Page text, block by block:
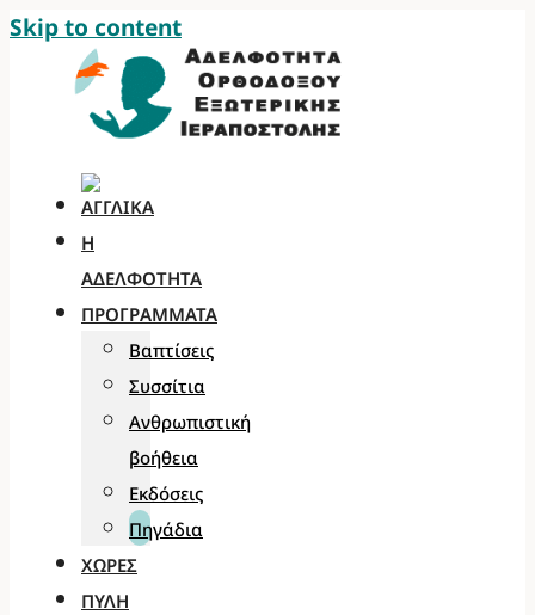
Skip to content
Η
ΑΔΕΛΦΌΤΗΤΑ
ΠΡΟΓΡΆΜΜΑΤΑ
Βαπτίσεις
Συσσίτια
Ανθρωπιστική
βοήθεια
Εκδόσεις
Πηγάδια
ΧΏΡΕΣ
ΠΎΛΗ